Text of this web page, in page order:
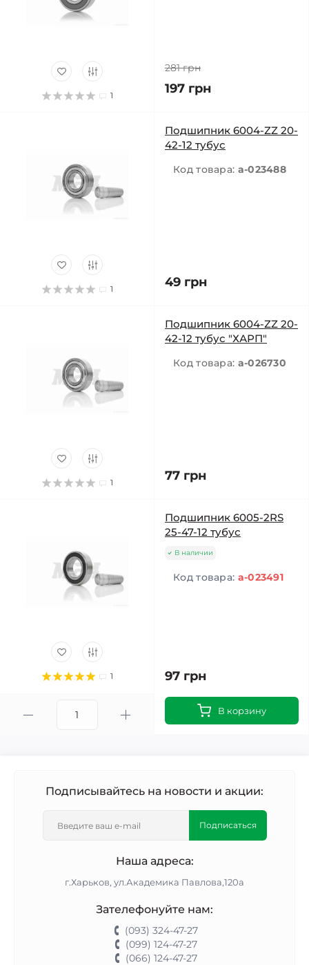
1
281 грн
197 грн
1
Подшипник 6004-ZZ 20-
42-12 тубус
Код товара: a-023488
49 грн
1
Подшипник 6004-ZZ 20-
42-12 тубус "ХАРП"
Код товара: a-026730
77 грн
1
Подшипник 6005-2RS
25-47-12 тубус
В наличии
Код товара: a-023491
97 грн
В корзину
Подписывайтесь на новости и акции:
Подписаться
Наша адреса:
г.Харьков, ул.Академика Павлова,120а
Зателефонуйте нам:
(093) 324-47-27
(099) 124-47-27
(066) 124-47-27